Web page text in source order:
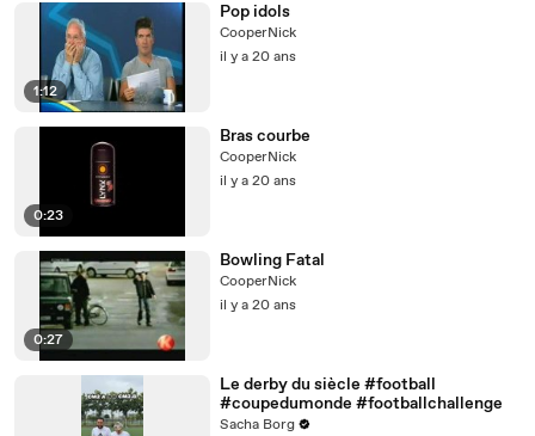
1:12
Pop idols
CooperNick
il y a 20 ans
0:23
Bras courbe
CooperNick
il y a 20 ans
0:27
Bowling Fatal
CooperNick
il y a 20 ans
Le derby du siècle #football
#coupedumonde #footballchallenge
Sacha Borg